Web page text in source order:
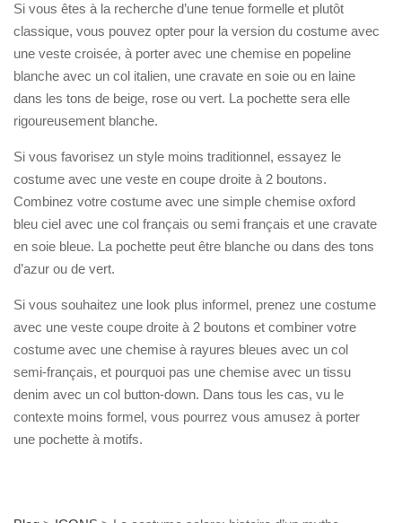
Si vous êtes à la recherche d’une tenue formelle et plutôt
classique, vous pouvez opter pour la version du costume avec
une veste croisée, à porter avec une chemise en popeline
blanche avec un col italien, une cravate en soie ou en laine
dans les tons de beige, rose ou vert. La pochette sera elle
rigoureusement blanche.
Si vous favorisez un style moins traditionnel, essayez le
costume avec une veste en coupe droite à 2 boutons.
Combinez votre costume avec une simple chemise oxford
bleu ciel avec une col français ou semi français et une cravate
en soie bleue. La pochette peut être blanche ou dans des tons
d’azur ou de vert.
Si vous souhaitez une look plus informel, prenez une costume
avec une veste coupe droite à 2 boutons et combiner votre
costume avec une chemise à rayures bleues avec un col
semi-français, et pourquoi pas une chemise avec un tissu
denim avec un col button-down. Dans tous les cas, vu le
contexte moins formel, vous pourrez vous amusez à porter
une pochette à motifs.